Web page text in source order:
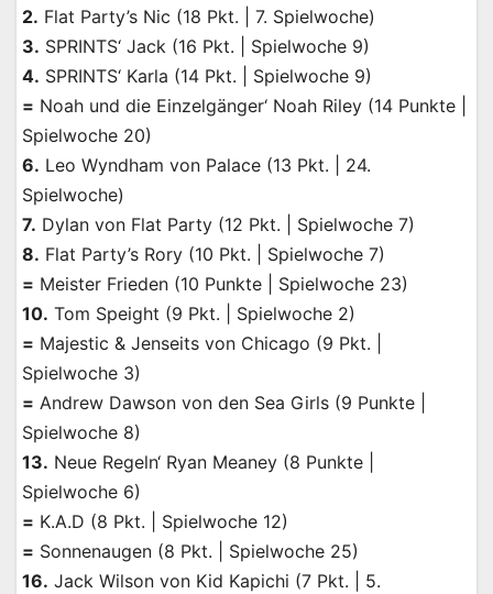
2. Flat Party’s Nic (18 Pkt. | 7. Spielwoche)
3. SPRINTS‘ Jack (16 Pkt. | Spielwoche 9)
4. SPRINTS‘ Karla (14 Pkt. | Spielwoche 9)
= Noah und die Einzelgänger‘ Noah Riley (14 Punkte |
Spielwoche 20)
6. Leo Wyndham von Palace (13 Pkt. | 24.
Spielwoche)
7. Dylan von Flat Party (12 Pkt. | Spielwoche 7)
8. Flat Party’s Rory (10 Pkt. | Spielwoche 7)
= Meister Frieden (10 Punkte | Spielwoche 23)
10. Tom Speight (9 Pkt. | Spielwoche 2)
= Majestic & Jenseits von Chicago (9 Pkt. |
Spielwoche 3)
= Andrew Dawson von den Sea Girls (9 Punkte |
Spielwoche 8)
13. Neue Regeln‘ Ryan Meaney (8 Punkte |
Spielwoche 6)
= K.A.D (8 Pkt. | Spielwoche 12)
= Sonnenaugen (8 Pkt. | Spielwoche 25)
16. Jack Wilson von Kid Kapichi (7 Pkt. | 5.